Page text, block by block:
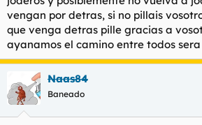
vengan por detras, si no pillais
que venga detras pille gracias a
ayanamos el camino entre todos
Naas84
Baneado